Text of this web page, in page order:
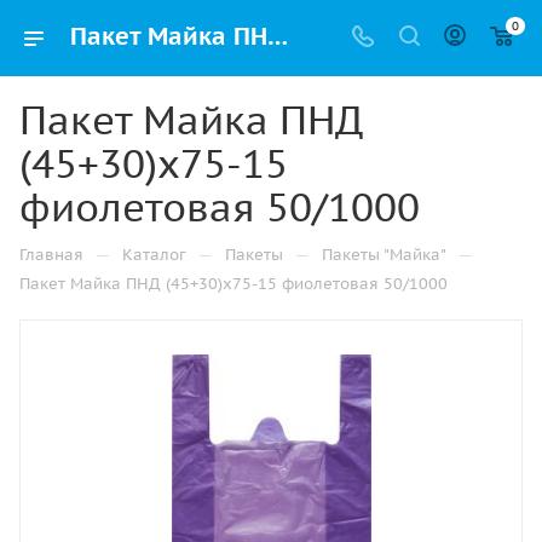
Пакет Майка ПНД (45+30)х75-15 фиолетовая 50/1000 купить в Ижевске с доставкой оптом и в розницу 0
Пакет Майка ПНД
(45+30)х75-15
фиолетовая 50/1000
Главная — Каталог — Пакеты — Пакеты "Майка" —
Пакет Майка ПНД (45+30)х75-15 фиолетовая 50/1000